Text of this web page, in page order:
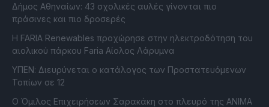
Δήμος Αθηναίων: 43 σχολικές αυλές γίνονται πιο
πράσινες και πιο δροσερές
Η FARIA Renewables προχώρησε στην ηλεκτροδότηση του
αιολικού πάρκου Faria Αίολος Λάρυμνα
ΥΠΕΝ: Διευρύνεται ο κατάλογος των Προστατευόμενων
Τοπίων σε 12
O Όμιλος Επιχειρήσεων Σαρακάκη στο πλευρό της ΑΝΙΜΑ